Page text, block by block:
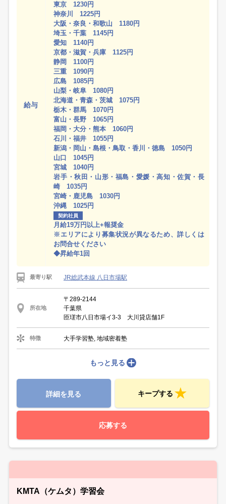
給与
東京 1230円
神奈川 1225円
大阪・奈良・和歌山 1180円
埼玉・千葉 1145円
愛知 1140円
京都・滋賀・兵庫 1125円
静岡 1100円
三重 1090円
広島 1085円
山梨・岐阜 1080円
北海道・青森・茨城 1075円
栃木・群馬 1070円
富山・長野 1065円
福岡・大分・熊本 1060円
石川・福井 1055円
新潟・岡山・島根・鳥取・香川・徳島 1050円
山口 1045円
宮城 1040円
岩手・秋田・山形・福島・愛媛・高知・佐賀・長
崎 1035円
宮崎・鹿児島 1030円
沖縄 1025円
契約社員
月給19万円以上+報奨金
※エリアにより募集状況が異なるため、詳しくは
お問合せください
◆昇給年1回
最寄り駅 JR総武本線 八日市場駅
所在地
〒289-2144
千葉県
匝瑳市八日市場イ3-3 大川貸店舗1F
特徴 大手学習塾, 地域密着塾
もっと見る
詳細を見る キープする
応募する
KMTA（ケムタ）学習会